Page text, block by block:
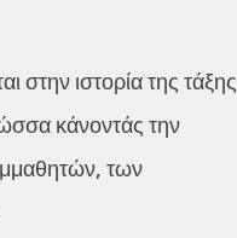
στην ιστορία της τάξης
κάνοντάς την
των